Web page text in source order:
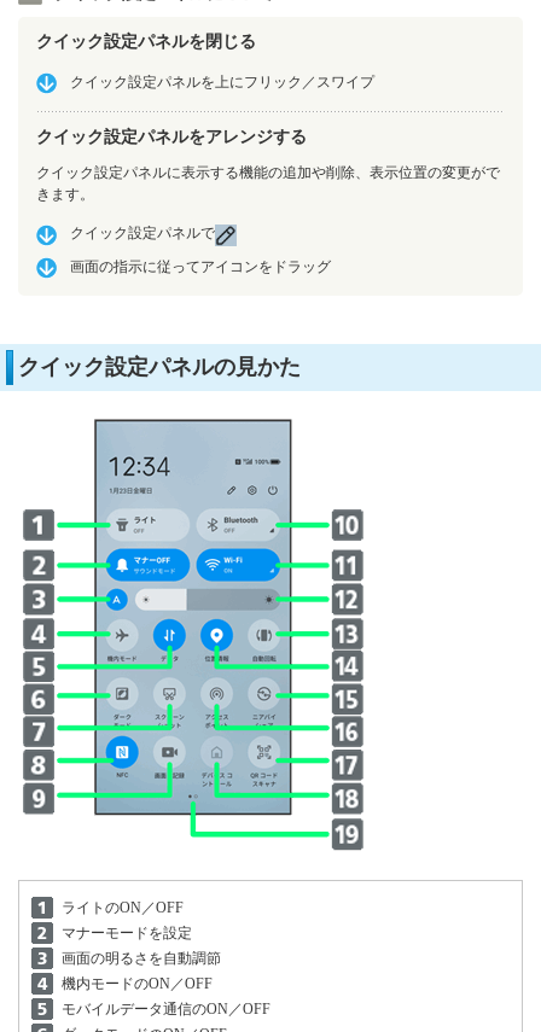
クイック設定パネルを閉じる
クイック設定パネルを上にフリック／スワイプ
クイック設定パネルをアレンジする
クイック設定パネルに表示する機能の追加や削除、表示位置の変更がで
きます。
クイック設定パネルで
画面の指示に従ってアイコンをドラッグ
クイック設定パネルの見かた
ライトのON／OFF
マナーモードを設定
画面の明るさを自動調節
機内モードのON／OFF
モバイルデータ通信のON／OFF